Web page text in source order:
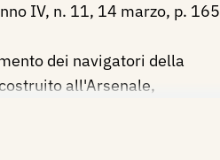
IV, n. 11, 14 marzo, p. 165
dei navigatori della
all'Arsenale,
e Cosenza), (Centenari